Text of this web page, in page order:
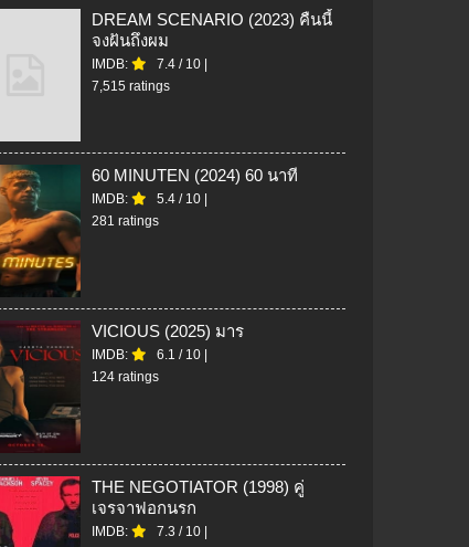
DREAM SCENARIO (2023) คืนนี้
จงฝันถึงผม
IMDB: 7.4 / 10
7,515 ratings
60 MINUTEN (2024) 60 นาที
IMDB: 5.4 / 10
281 ratings
VICIOUS (2025) มาร
IMDB: 6.1 / 10
124 ratings
THE NEGOTIATOR (1998) คู่
เจรจาฟอกนรก
IMDB: 7.3 / 10